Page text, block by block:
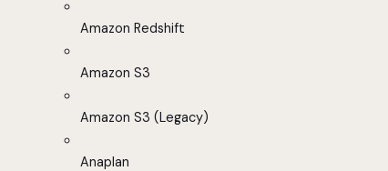
Amazon Redshift
Amazon S3
Amazon S3 (Legacy)
Anaplan